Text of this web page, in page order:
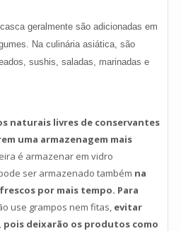
geralmente são adicionadas em
Na culinária asiática, são
sushis, saladas, marinadas e
naturais livres de conservantes
uma armazenagem mais
é armazenar em vidro
ser armazenado também na
por mais tempo. Para
use grampos nem fitas evitar
pois deixarão os produtos como